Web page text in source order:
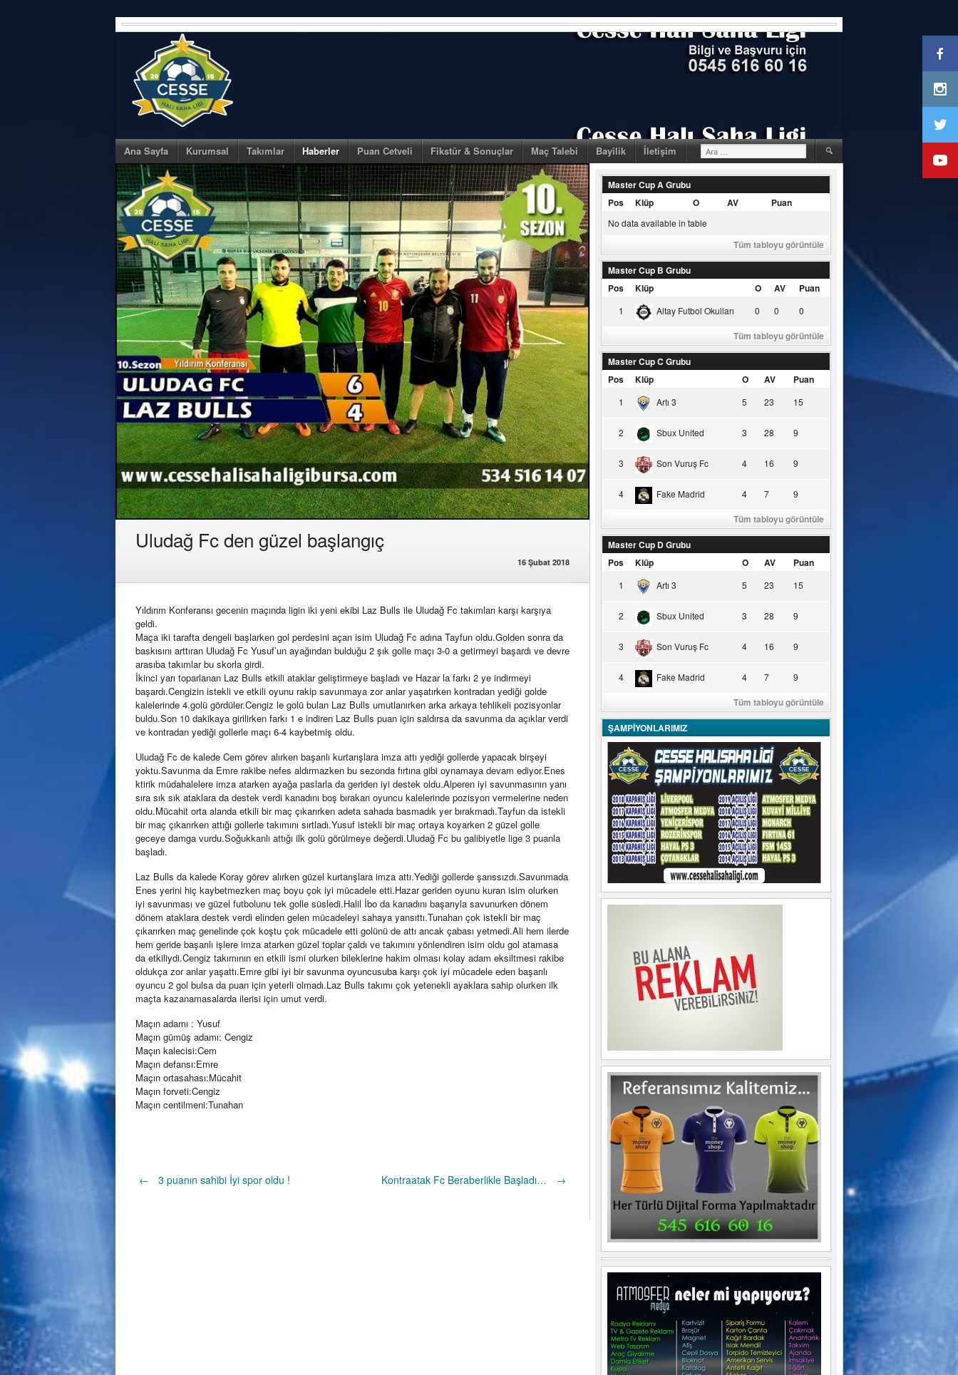
Skip
to
Ana Sayfa Kurumsal Takımlar Haberler Puan Cetveli Fikstür & Sonuçlar Maç Talebi Bayilik İletişim Arama:
Uludağ Fc den güzel başlangıç
16 Şubat 2018
Yıldırım Konferansı gecenin maçında ligin iki yeni ekibi Laz Bulls ile Uludağ Fc takımları karşı karşıya
geldi.
Maça iki tarafta dengeli başlarken gol perdesini açan isim Uludağ Fc adına Tayfun oldu.Golden sonra da
baskısını arttıran Uludağ Fc Yusuf’un ayağından bulduğu 2 şık golle maçı 3-0 a getirmeyi başardı ve devre
arasıba takımlar bu skorla girdi.
İkinci yarı toparlanan Laz Bulls etkili ataklar geliştirmeye başladı ve Hazar la farkı 2 ye indirmeyi
başardı.Cengizin istekli ve etkili oyunu rakip savunmaya zor anlar yaşatırken kontradan yediği golde
kalelerinde 4.golü gördüler.Cengiz le golü bulan Laz Bulls umutlanırken arka arkaya tehlikeli pozisyonlar
buldu.Son 10 dakikaya girilirken farkı 1 e indiren Laz Bulls puan için saldırsa da savunma da açıklar verdi
ve kontradan yediği gollerle maçı 6-4 kaybetmiş oldu.
Uludağ Fc de kalede Cem görev alırken başarılı kurtarışlara imza attı yediği gollerde yapacak birşeyi
yoktu.Savunma da Emre rakibe nefes aldırmazken bu sezonda fırtına gibi oynamaya devam ediyor.Enes
ktirik müdahalelere imza atarken ayağa paslarla da geriden iyi destek oldu.Alperen iyi savunmasının yanı
sıra sık sık ataklara da destek verdi kanadını boş bırakan oyuncu kalelerinde pozisyon vermelerine neden
oldu.Mücahit orta alanda etkili bir maç çıkarırken adeta sahada basmadık yer bırakmadı.Tayfun da istekli
bir maç çıkarırken attığı gollerle takımını sırtladı.Yusuf istekli bir maç ortaya koyarken 2 güzel golle
geceye damga vurdu.Soğukkanlı attığı ilk golü görülmeye değerdi.Uludağ Fc bu galibiyetle lige 3 puanla
başladı.
Laz Bulls da kalede Koray görev alırken güzel kurtarışlara imza attı.Yediği gollerde şanssızdı.Savunmada
Enes yerini hiç kaybetmezken maç boyu çok iyi mücadele etti.Hazar geriden oyunu kuran isim olurken
iyi savunması ve güzel futbolunu tek golle süsledi.Halil İbo da kanadını başarıyla savunurken dönem
dönem ataklara destek verdi elinden gelen mücadeleyi sahaya yansıttı.Tunahan çok istekli bir maç
çıkarırken maç genelinde çok koştu çok mücadele etti golünü de attı ancak çabası yetmedi.Ali hem ilerde
hem geride başarılı işlere imza atarken güzel toplar çaldı ve takımını yönlendiren isim oldu gol atamasa
da etkiliydi.Cengiz takımının en etkili ismi olurken bileklerine hakim olması kolay adam eksiltmesi rakibe
oldukça zor anlar yaşattı.Emre gibi iyi bir savunma oyuncusuba karşı çok iyi mücadele eden başarılı
oyuncu 2 gol bulsa da puan için yeterli olmadı.Laz Bulls takımı çok yetenekli ayaklara sahip olurken ilk
maçta kazanamasalarda ilerisi için umut verdi.
Maçın adamı : Yusuf
Maçın gümüş adamı: Cengiz
Maçın kalecisi:Cem
Maçın defansı:Emre
Maçın ortasahası:Mücahit
Maçın forveti:Cengiz
Maçın centilmeni:Tunahan
Post
← 3 puanın sahibi İyi spor oldu ! Kontraatak Fc Beraberlikle Başladı… →
Master Cup A Grubu
Pos
Klüp O AV Puan
No data available in table
Tüm tabloyu görüntüle
Master Cup B Grubu
Pos
Klüp O AV Puan
1 Altay Futbol Okulları 0 0 0
Tüm tabloyu görüntüle
Master Cup C Grubu
Pos
Klüp O AV Puan
1 Artı 3 5 23 15
2 Sbux United 3 28 9
3 Son Vuruş Fc 4 16 9
4 Fake Madrid 4 7 9
Tüm tabloyu görüntüle
Master Cup D Grubu
Pos
Klüp O AV Puan
1 Artı 3 5 23 15
2 Sbux United 3 28 9
3 Son Vuruş Fc 4 16 9
4 Fake Madrid 4 7 9
Tüm tabloyu görüntüle
ŞAMPİYONLARIMIZ